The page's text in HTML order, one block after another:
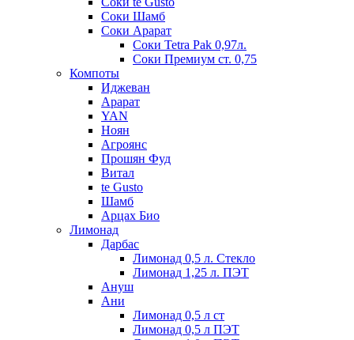
Соки Шамб
Соки Арарат
Соки Tetra Pak 0,97л.
Соки Премиум ст. 0,75
Компоты
Иджеван
Арарат
YAN
Ноян
Агроянс
Прошян Фуд
Витал
te Gusto
Шамб
Арцах Био
Лимонад
Дарбас
Лимонад 0,5 л. Стекло
Лимонад 1,25 л. ПЭТ
Ануш
Ани
Лимонад 0,5 л ст
Лимонад 0,5 л ПЭТ